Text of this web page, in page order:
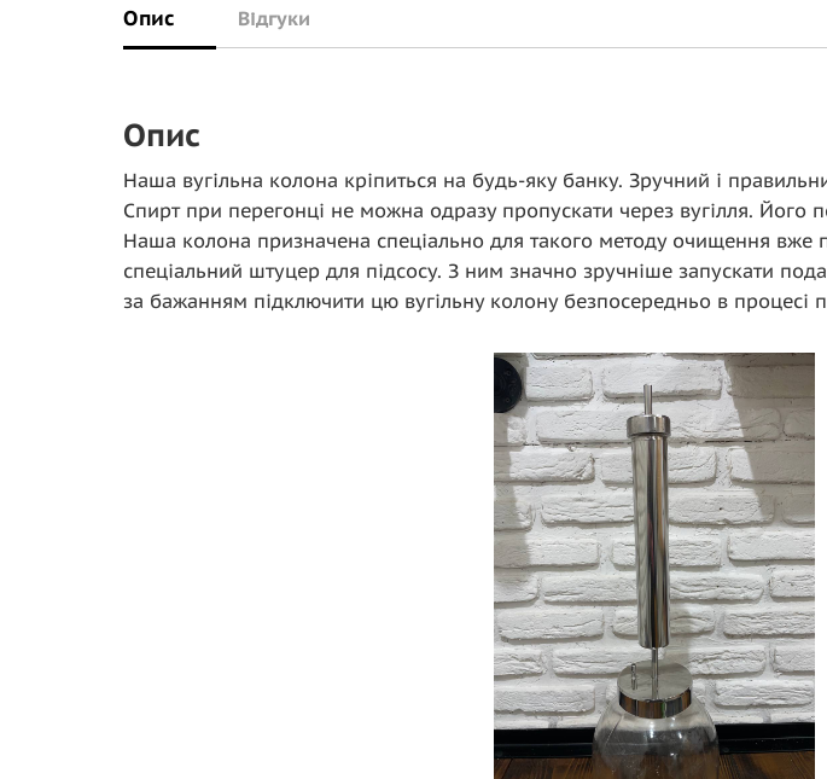
Опис Відгуки
Опис
Наша вугільна колона кріпиться на будь-яку банку. Зручний і
Спирт при перегонці не можна одразу пропускати через вугілля. Його
Наша колона призначена спеціально для такого методу очищення вже
спеціальний штуцер для підсосу. З ним значно зручніше запускати
за бажанням підключити цю вугільну колону безпосередньо в процесі